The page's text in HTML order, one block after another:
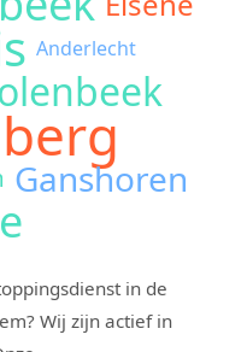
Anderlecht
Ganshoren
in de
Wij zijn actief in